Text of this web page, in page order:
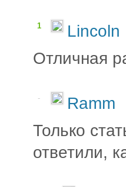
1 Lincoln
Отличная
- Ramm
Только
ответили,